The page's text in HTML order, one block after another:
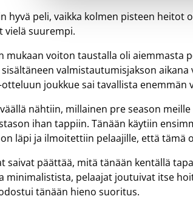
hyvä peli, vaikka kolmen pisteen
vielä suurempi.
mukaan voiton taustalla oli aiemmasta
valmistautumisjakson
otteluun joukkue sai tavallista enemmän
nähtiin, millainen pre season
ihan tappiin. Tänään käytiin
läpi ja ilmoitettiin pelaajille, että tämä
saivat päättää, mitä tänään kentällä
minimalistista, pelaajat joutuivat itse
tänään hieno suoritus.